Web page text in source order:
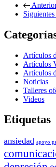
Siguientes
Artículos
Artículos
Artículos
Noticias
Talleres
Videos
Etiquetas
ansiedad apoyo